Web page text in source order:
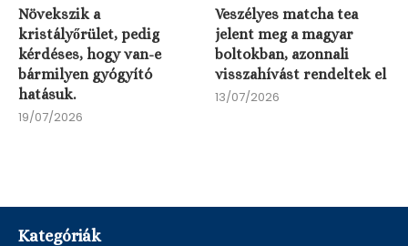
Növekszik a
kristályőrület, pedig
kérdéses, hogy van-e
bármilyen gyógyító
hatásuk.
19/07/2026
Veszélyes matcha tea
jelent meg a magyar
boltokban, azonnali
visszahívást rendeltek el
13/07/2026
Kategóriák